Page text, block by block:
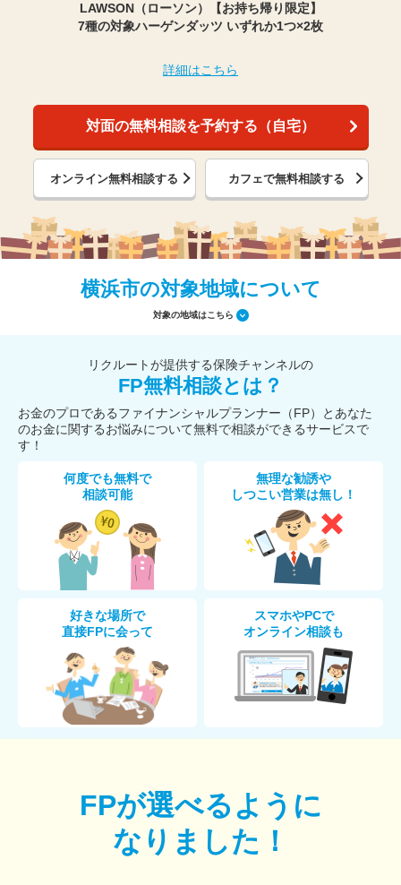
LAWSON（ローソン）【お持ち帰り限定】
7種の対象ハーゲンダッツ いずれか1つ×2枚
詳細はこちら
対面の無料相談を予約する（自宅）
オンライン無料相談する カフェで無料相談する
横浜市の対象地域について
対象の地域はこちら
リクルートが提供する保険チャンネルの
FP無料相談とは？
お金のプロであるファイナンシャルプランナー（FP）とあなた
のお金に関するお悩みについて無料で相談ができるサービスで
す！
何度でも無料で
相談可能
無理な勧誘や
しつこい営業は無し！
好きな場所で
直接FPに会って
スマホやPCで
オンライン相談も
FPが選べるように
なりました！